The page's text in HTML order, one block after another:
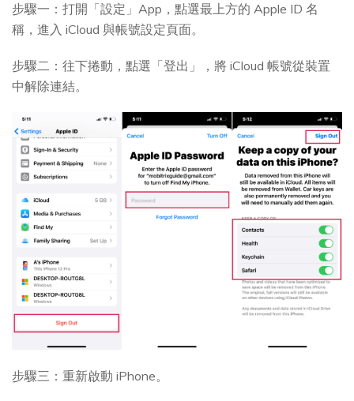
步驟一：打開「設定」App，點選最上方的 Apple ID 名
稱，進入 iCloud 與帳號設定頁面。
步驟二：往下捲動，點選「登出」，將 iCloud 帳號從裝置
中解除連結。
步驟三：重新啟動 iPhone。